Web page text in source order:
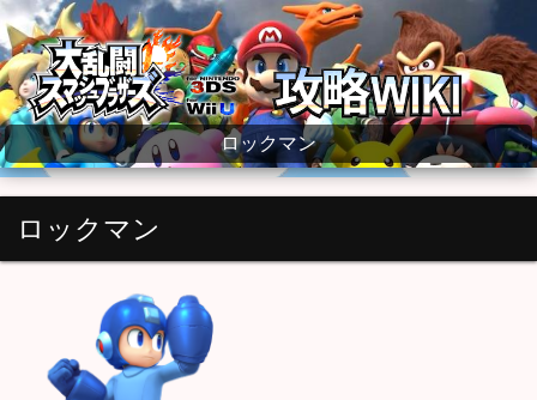
大乱闘スマッシュブラザーズ for WiiU wiki
ロックマン
ロックマン